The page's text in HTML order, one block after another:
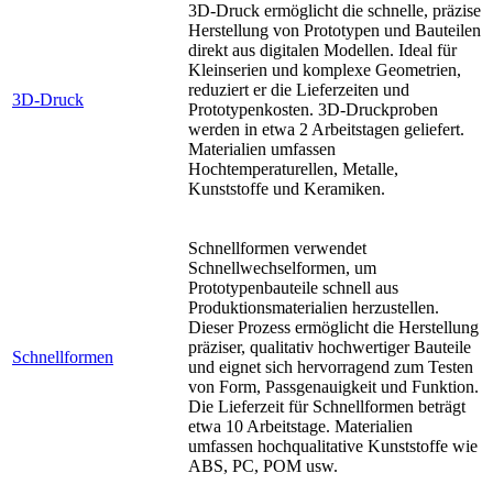
3D-Druck
3D-Druck ermöglicht die schnelle, präzise
Herstellung von Prototypen und Bauteilen
direkt aus digitalen Modellen. Ideal für
Kleinserien und komplexe Geometrien,
reduziert er die Lieferzeiten und
Prototypenkosten. 3D-Druckproben
werden in etwa 2 Arbeitstagen geliefert.
Materialien umfassen
Hochtemperaturellen, Metalle,
Kunststoffe und Keramiken.
Schnellformen
Schnellformen verwendet
Schnellwechselformen, um
Prototypenbauteile schnell aus
Produktionsmaterialien herzustellen.
Dieser Prozess ermöglicht die Herstellung
präziser, qualitativ hochwertiger Bauteile
und eignet sich hervorragend zum Testen
von Form, Passgenauigkeit und Funktion.
Die Lieferzeit für Schnellformen beträgt
etwa 10 Arbeitstage. Materialien
umfassen hochqualitative Kunststoffe wie
ABS, PC, POM usw.